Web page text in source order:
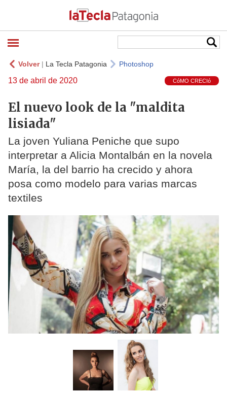
Volver| La Tecla Patagonia Photoshop
13 de abril de 2020 CóMO CRECIó
El nuevo look de la "maldita
lisiada"
La joven Yuliana Peniche que supo
interpretar a Alicia Montalbán en la novela
María, la del barrio ha crecido y ahora
posa como modelo para varias marcas
textiles